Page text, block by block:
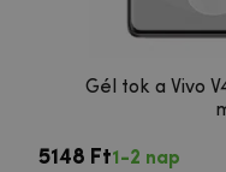
Gél tok a Vivo
5148 Ft1-2 nap